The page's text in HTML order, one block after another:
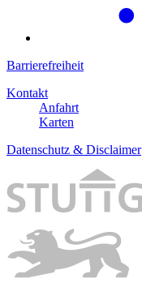
Barrierefreiheit
Kontakt
Anfahrt
Karten
Datenschutz & Disclaimer